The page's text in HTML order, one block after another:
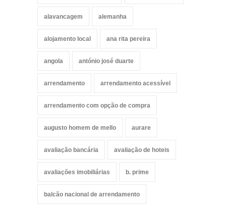
alavancagem alemanha
alojamento local ana rita pereira
angola antónio josé duarte
arrendamento arrendamento acessível
arrendamento com opção de compra
augusto homem de mello aurare
avaliação bancária avaliação de hoteis
avaliações imobiliárias b. prime
balcão nacional de arrendamento